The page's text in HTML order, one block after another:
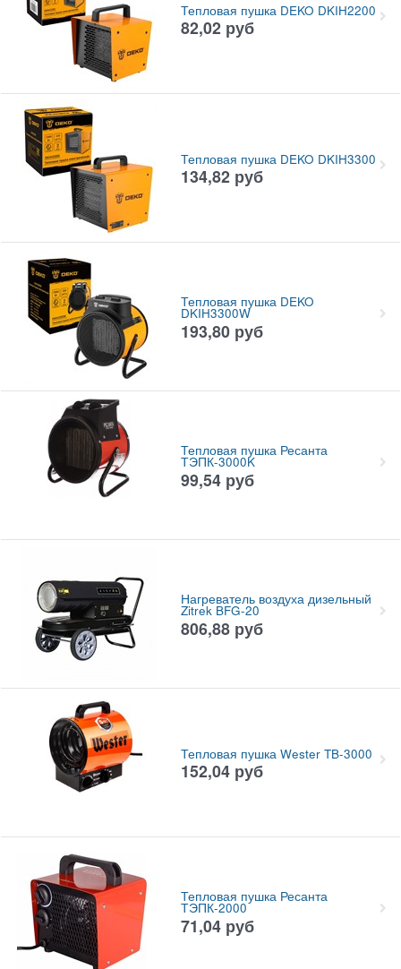
Тепловая пушка DEKO DKIH2200
82,02 руб
Тепловая пушка DEKO DKIH3300
134,82 руб
Тепловая пушка DEKO
DKIH3300W
193,80 руб
Тепловая пушка Ресанта
ТЭПК-3000K
99,54 руб
Нагреватель воздуха дизельный
Zitrek BFG-20
806,88 руб
Тепловая пушка Wester TB-3000
152,04 руб
Тепловая пушка Ресанта
ТЭПК-2000
71,04 руб